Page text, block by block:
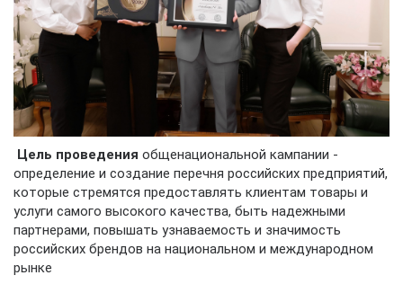
Цель проведения общенациональной кампании -
определение и создание перечня российских предприятий,
которые стремятся предоставлять клиентам товары и
услуги самого высокого качества, быть надежными
партнерами, повышать узнаваемость и значимость
российских брендов на национальном и международном
рынке